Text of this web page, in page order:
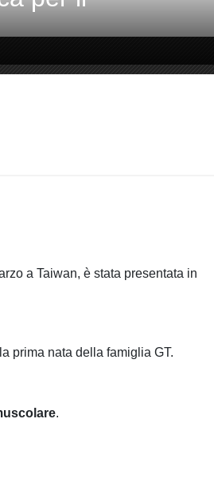
a Taiwan, è stata presentata in
prima nata della famiglia GT.
.